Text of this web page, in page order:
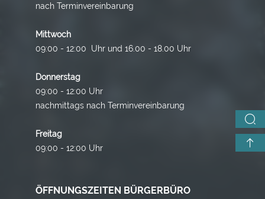
nach Terminvereinbarung
Mittwoch
09:00 - 12:00 Uhr und 16.00 - 18.00 Uhr
Donnerstag
09:00 - 12:00 Uhr
nachmittags nach Terminvereinbarung
Freitag
09:00 - 12:00 Uhr
ÖFFNUNGSZEITEN BÜRGERBÜRO